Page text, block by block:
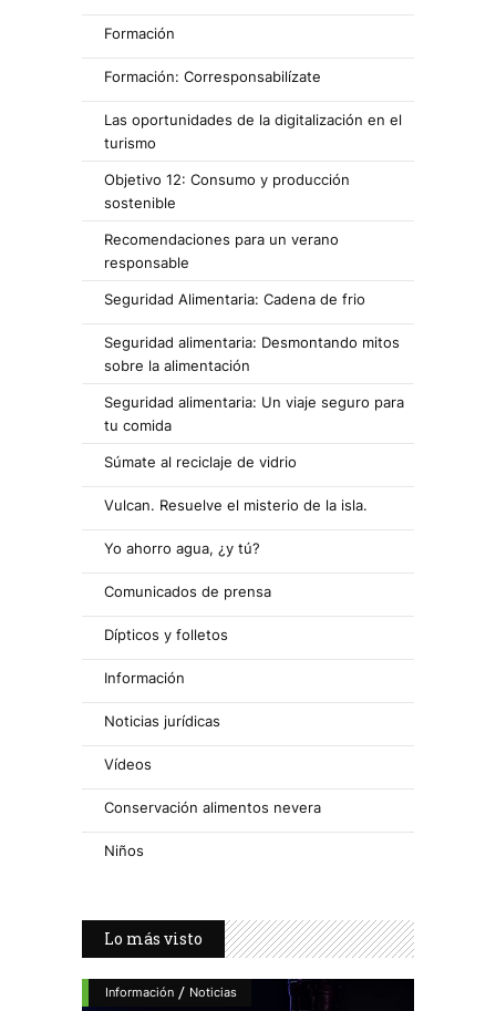
Formación
Formación: Corresponsabilízate
Las oportunidades de la digitalización en el
turismo
Objetivo 12: Consumo y producción
sostenible
Recomendaciones para un verano
responsable
Seguridad Alimentaria: Cadena de frio
Seguridad alimentaria: Desmontando mitos
sobre la alimentación
Seguridad alimentaria: Un viaje seguro para
tu comida
Súmate al reciclaje de vidrio
Vulcan. Resuelve el misterio de la isla.
Yo ahorro agua, ¿y tú?
Comunicados de prensa
Dípticos y folletos
Información
Noticias jurídicas
Vídeos
Conservación alimentos nevera
Niños
Lo más visto
Información / Noticias